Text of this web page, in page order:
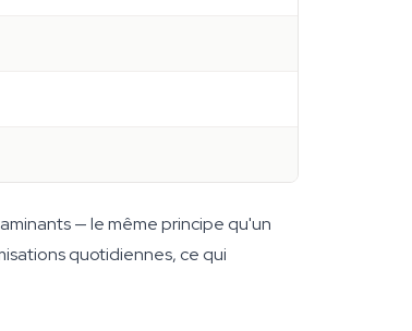
— le même principe qu'un
quotidiennes, ce qui